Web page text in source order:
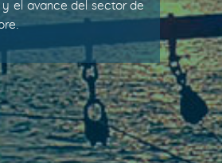
el avance del sector de